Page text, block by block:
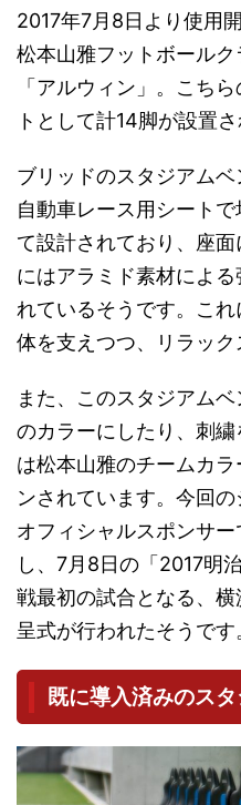
2017年7月8日より使用
松本山雅フットボール
「アルウィン」。こち
トとして計14脚が設置さ
ブリッドのスタジアム
自動車レース用シート
て設計されており、座
にはアラミド素材によ
れているそうです。こ
体を支えつつ、リラック
また、このスタジアム
のカラーにしたり、刺
は松本山雅のチームカ
ンされています。今回
オフィシャルスポンサ
し、7月8日の「2017明
戦最初の試合となる、
呈式が行われたそうです
既に導入済みのス